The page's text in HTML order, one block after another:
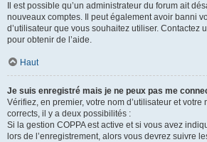
Il est possible qu’un administrateur du forum ait
nouveaux comptes. Il peut également avoir banni
d’utilisateur que vous souhaitez utiliser. Contactez
pour obtenir de l’aide.
Haut
Je suis enregistré mais je ne peux pas me
Vérifiez, en premier, votre nom d’utilisateur et votre
corrects, il y a deux possibilités :
Si la gestion COPPA est active et si vous avez
lors de l’enregistrement, alors vous devrez suivre